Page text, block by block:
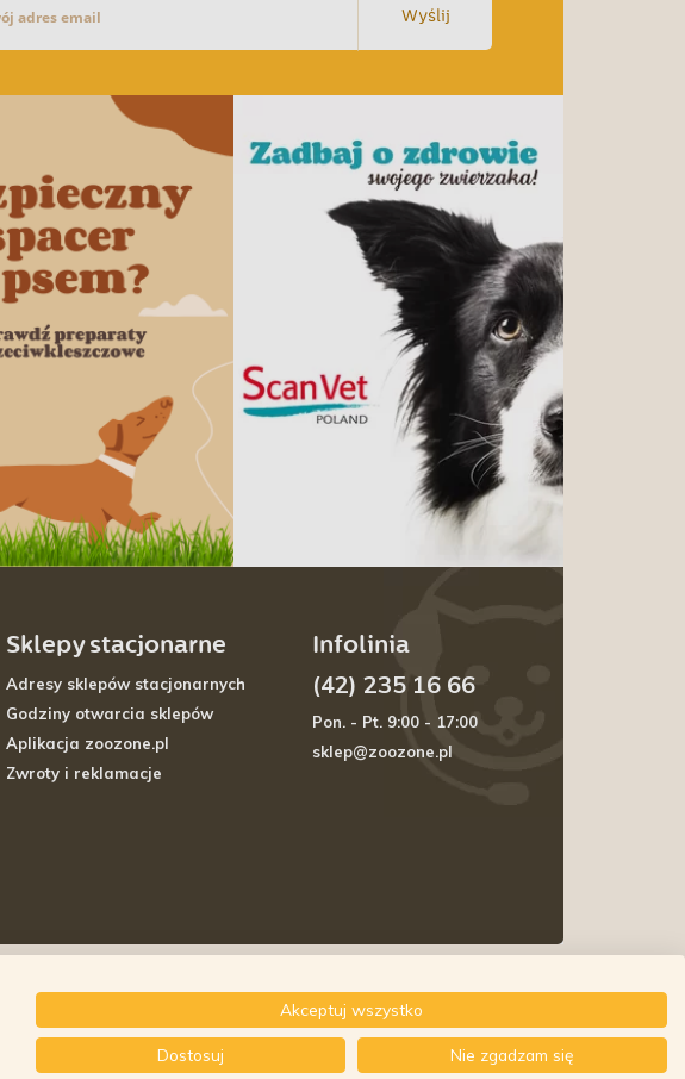
Wyślij
Sklepy stacjonarne
Adresy sklepów stacjonarnych
Godziny otwarcia sklepów
Aplikacja zoozone.pl
Zwroty i reklamacje
Infolinia
(42) 235 16 66
Pon. - Pt. 9:00 - 17:00
sklep@zoozone.pl
Akceptuj wszystko
Dostosuj Nie zgadzam się